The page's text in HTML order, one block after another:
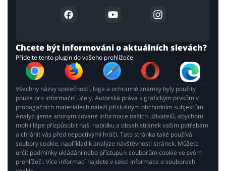
Chcete být informováni o aktuálních slevách?
Přidejte tento plugin do vašeho prohlížeče
Všechny názvy společností, loga a ochranné známky byly použity
pouze pro informační účely. Autorská práva k grafickým prvkům v
propagačních materiálech náleží příslušným obchodním subjektům.
Analyzujeme anonymizované informace našich uživatelů, abychom
mohli lépe přizpůsobit naši nabídku a obsah stránek vašim potřebám
a chránit vás před nepoctivými hráči. Tato stránka také používá
soubory cookie, například k analýze návštěvnosti stránek. Můžete
určit podmínky ukládání nebo přístupu k souborům cookie ve svém
prohlížeči. Více informací najdete v sekci Informace o souborech